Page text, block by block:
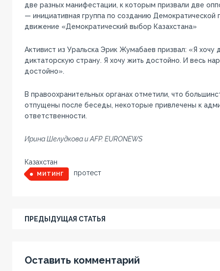
две разных манифестации, к которым призвали две
— инициативная группа по созданию Демократической
движение «Демократический выбор Казахстана»
Активист из Уральска Эрик Жумабаев призвал: «Я хочу
диктаторскую страну. Я хочу жить достойно. И весь
достойно».
В правоохранительных органах отметили, что
отпущены после беседы, некоторые привлечены к
ответственности.
Ирина Шелудкова и AFP. EURONEWS
Казахстан
МИТИНГ протест
ПРЕДЫДУЩАЯ СТАТЬЯ
Оставить комментарий